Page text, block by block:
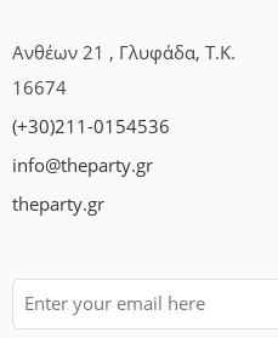
Ανθέων 21 , Γλυφάδα, Τ.Κ.
16674
(+30)211-0154536
info@theparty.gr
theparty.gr